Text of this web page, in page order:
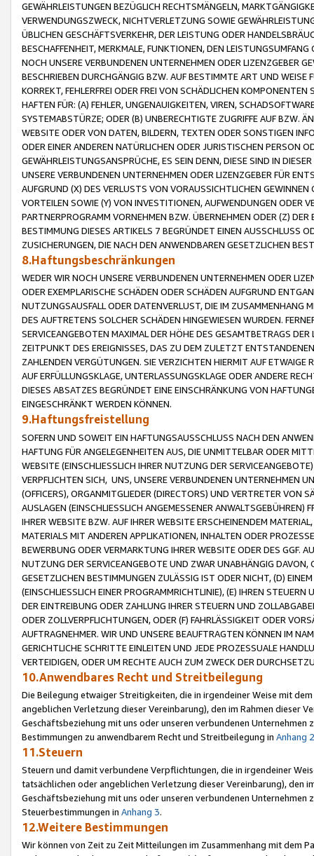
GEWÄHRLEISTUNGEN BEZÜGLICH RECHTSMÄNGELN,
VERWENDUNGSZWECK, NICHTVERLETZUNG SOWIE
ÜBLICHEN GESCHÄFTSVERKEHR, DER LEISTUNG ODER
BESCHAFFENHEIT, MERKMALE, FUNKTIONEN, DEN
NOCH UNSERE VERBUNDENEN UNTERNEHMEN ODER LIZENZGEBER
BESCHRIEBEN DURCHGÄNGIG BZW. AUF BESTIMMTE ART UND
KORREKT, FEHLERFREI ODER FREI VON SCHÄDLICHEN
HAFTEN FÜR: (A) FEHLER, UNGENAUIGKEITEN, VIREN,
SYSTEMABSTÜRZE; ODER (B) UNBERECHTIGTE ZUGRIFFE AUF BZW.
WEBSITE ODER VON DATEN, BILDERN, TEXTEN ODER SONSTIGEN
ODER EINER ANDEREN NATÜRLICHEN ODER JURISTISCHEN PERSON
GEWÄHRLEISTUNGSANSPRÜCHE, ES SEIN DENN, DIESE SIND IN
UNSERE VERBUNDENEN UNTERNEHMEN ODER LIZENZGEBER FÜR
AUFGRUND (X) DES VERLUSTS VON VORAUSSICHTLICHEN
VORTEILEN SOWIE (Y) VON INVESTITIONEN, AUFWENDUNGEN ODER
PARTNERPROGRAMM VORNEHMEN BZW. ÜBERNEHMEN ODER (Z)
BESTIMMUNG DIESES ARTIKELS 7 BEGRÜNDET EINEN AUSSCHLUSS
ZUSICHERUNGEN, DIE NACH DEN ANWENDBAREN GESETZLICHEN
8.Haftungsbeschränkungen
WEDER WIR NOCH UNSERE VERBUNDENEN UNTERNEHMEN ODER
ODER EXEMPLARISCHE SCHÄDEN ODER SCHÄDEN AUFGRUND
NUTZUNGSAUSFALL ODER DATENVERLUST, DIE IM ZUSAMMENHANG
DES AUFTRETENS SOLCHER SCHÄDEN HINGEWIESEN WURDEN.
SERVICEANGEBOTEN MAXIMAL DER HÖHE DES GESAMTBETRAGS
ZEITPUNKT DES EREIGNISSES, DAS ZU DEM ZULETZT
ZAHLENDEN VERGÜTUNGEN. SIE VERZICHTEN HIERMIT AUF
AUF ERFÜLLUNGSKLAGE, UNTERLASSUNGSKLAGE ODER ANDERE
DIESES ABSATZES BEGRÜNDET EINE EINSCHRÄNKUNG VON
EINGESCHRÄNKT WERDEN KÖNNEN.
9.Haftungsfreistellung
SOFERN UND SOWEIT EIN HAFTUNGSAUSSCHLUSS NACH DEN
HAFTUNG FÜR ANGELEGENHEITEN AUS, DIE UNMITTELBAR ODER
WEBSITE (EINSCHLIESSLICH IHRER NUTZUNG DER
VERPFLICHTEN SICH, UNS, UNSERE VERBUNDENEN UNTERNEHMEN
(OFFICERS), ORGANMITGLIEDER (DIRECTORS) UND VERTRETER VON
AUSLAGEN (EINSCHLIESSLICH ANGEMESSENER
IHRER WEBSITE BZW. AUF IHRER WEBSITE ERSCHEINENDEM
MATERIALS MIT ANDEREN APPLIKATIONEN, INHALTEN ODER
BEWERBUNG ODER VERMARKTUNG IHRER WEBSITE ODER DES GGF.
NUTZUNG DER SERVICEANGEBOTE UND ZWAR UNABHÄNGIG
GESETZLICHEN BESTIMMUNGEN ZULÄSSIG IST ODER NICHT, (D)
(EINSCHLIESSLICH EINER PROGRAMMRICHTLINIE), (E) IHREN
DER EINTREIBUNG ODER ZAHLUNG IHRER STEUERN UND
ODER ZOLLVERPFLICHTUNGEN, ODER (F) FAHRLÄSSIGKEIT ODER
AUFTRAGNEHMER. WIR UND UNSERE BEAUFTRAGTEN KÖNNEN IM
GERICHTLICHE SCHRITTE EINLEITEN UND JEDE PROZESSUALE
VERTEIDIGEN, ODER UM RECHTE AUCH ZUM ZWECK DER
10.Anwendbares Recht und Streitbeilegung
Die Beilegung etwaiger Streitigkeiten, die in irgendeiner Weise mit
angeblichen Verletzung dieser Vereinbarung), den im Rahmen dieser
Geschäftsbeziehung mit uns oder unseren verbundenen
Bestimmungen zu anwendbarem Recht und Streitbeilegung in Anhang 2
11.Steuern
Steuern und damit verbundene Verpflichtungen, die in irgendeiner
tatsächlichen oder angeblichen Verletzung dieser Vereinbarung), den
Geschäftsbeziehung mit uns oder unseren verbundenen
Steuerbestimmungen in Anhang 3.
12.Weitere Bestimmungen
Wir können von Zeit zu Zeit Mitteilungen im Zusammenhang mit dem